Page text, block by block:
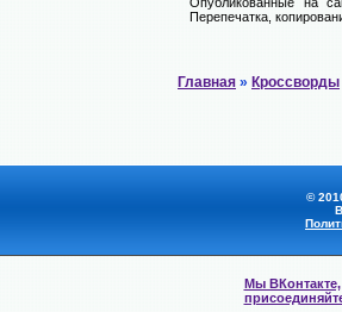
Перепечатка,
Главная » Кроссворды
©
Мы ВКонтакте,